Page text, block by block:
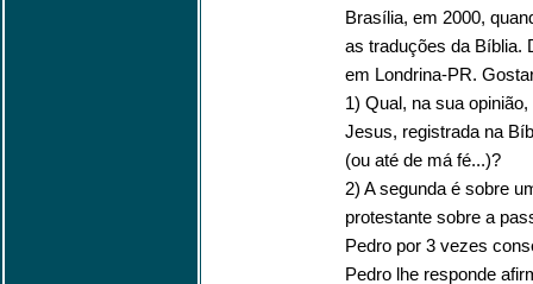
Brasília, em 2000,
as traduções da Bíblia.
em Londrina-PR.
1) Qual, na sua
Jesus, registrada na
(ou até de má fé...)?
2) A segunda é sobre
protestante sobre a
Pedro por 3 vezes
Pedro lhe responde